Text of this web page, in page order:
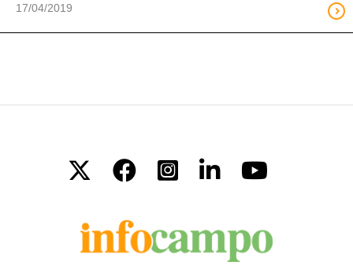
17/04/2019